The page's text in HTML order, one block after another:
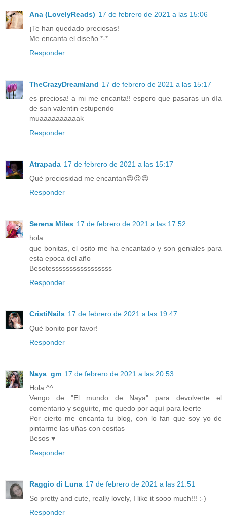
Ana (LovelyReads) 17 de febrero de 2021 a las 15:06
¡Te han quedado preciosas!
Me encanta el diseño *-*
Responder
TheCrazyDreamland 17 de febrero de 2021 a las 15:17
es preciosa! a mi me encanta!! espero que pasaras un día
de san valentin estupendo
muaaaaaaaaaak
Responder
Atrapada 17 de febrero de 2021 a las 15:17
Qué preciosidad me encantan😍😍😍
Responder
Serena Miles 17 de febrero de 2021 a las 17:52
hola
que bonitas, el osito me ha encantado y son geniales para
esta epoca del año
Besotesssssssssssssssss
Responder
CristiNails 17 de febrero de 2021 a las 19:47
Qué bonito por favor!
Responder
Naya_gm 17 de febrero de 2021 a las 20:53
Hola ^^
Vengo de "El mundo de Naya" para devolverte el
comentario y seguirte, me quedo por aquí para leerte
Por cierto me encanta tu blog, con lo fan que soy yo de
pintarme las uñas con cositas
Besos ♥
Responder
Raggio di Luna 17 de febrero de 2021 a las 21:51
So pretty and cute, really lovely, I like it sooo much!!! :-)
Responder